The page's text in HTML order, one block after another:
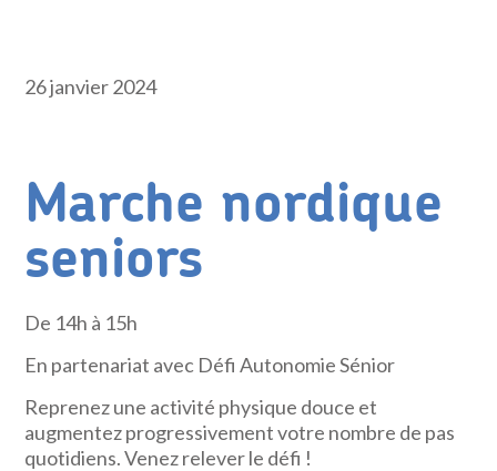
26 janvier 2024
Marche nordique
seniors
De 14h à 15h
En partenariat avec Défi Autonomie Sénior
Reprenez une activité physique douce et
augmentez progressivement votre nombre de pas
quotidiens. Venez relever le défi !